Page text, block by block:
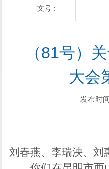
文号：
（81号）
大会
发布时
刘春燕、李瑞泱、刘